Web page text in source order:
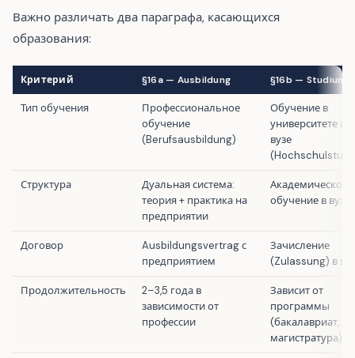
Важно различать два параграфа, касающихся
образования:
Критерий §16a — Ausbildung §16b — Studium
Тип обучения
Профессиональное
обучение
(Berufsausbildung)
Обучение в
университете
вузе
Структура
Дуальная система:
теория + практика на
предприятии
Академическое
обучение в вузе
Договор
Ausbildungsvertrag с
предприятием
Зачисление
(Zulassung) в вуз
Продолжительность
2–3,5 года в
зависимости от
профессии
Зависит от
программы
(бакалавриат,
магистратура)